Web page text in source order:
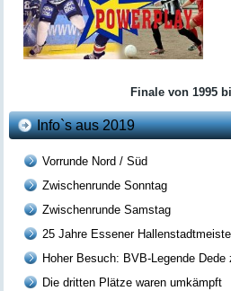
Finale von 1995
Info`s aus 2019
Vorrunde Nord / Süd
Zwischenrunde Sonntag
Zwischenrunde Samstag
25 Jahre Essener
Hoher Besuch: BVB-Legende Dede
Die dritten Plätze waren umkämpft